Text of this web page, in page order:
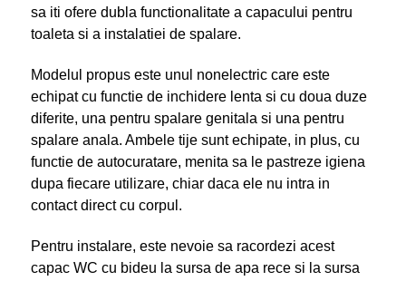
sa iti ofere dubla functionalitate a capacului pentru
toaleta si a instalatiei de spalare.
Modelul propus este unul nonelectric care este
echipat cu functie de inchidere lenta si cu doua duze
diferite, una pentru spalare genitala si una pentru
spalare anala. Ambele tije sunt echipate, in plus, cu
functie de autocuratare, menita sa le pastreze igiena
dupa fiecare utilizare, chiar daca ele nu intra in
contact direct cu corpul.
Pentru instalare, este nevoie sa racordezi acest
capac WC cu bideu la sursa de apa rece si la sursa